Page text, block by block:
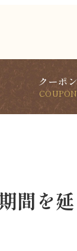
クーポン
COUPON
間を延